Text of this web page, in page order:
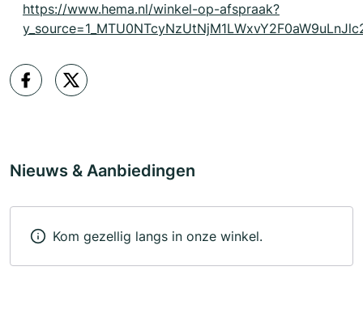
https://www.hema.nl/winkel-op-afspraak?
Nieuws & Aanbiedingen
Kom gezellig langs in onze winkel.